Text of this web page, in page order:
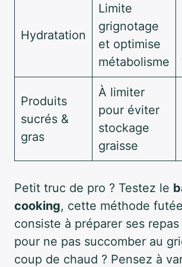
Hydratation
Limite
grignotage
et optimise
métabolisme
Produits
sucrés &
gras
À limiter
pour éviter
stockage
graisse
Petit truc de pro ? Testez le
cooking, cette méthode
consiste à préparer ses
pour ne pas succomber au
coup de chaud ? Pensez à